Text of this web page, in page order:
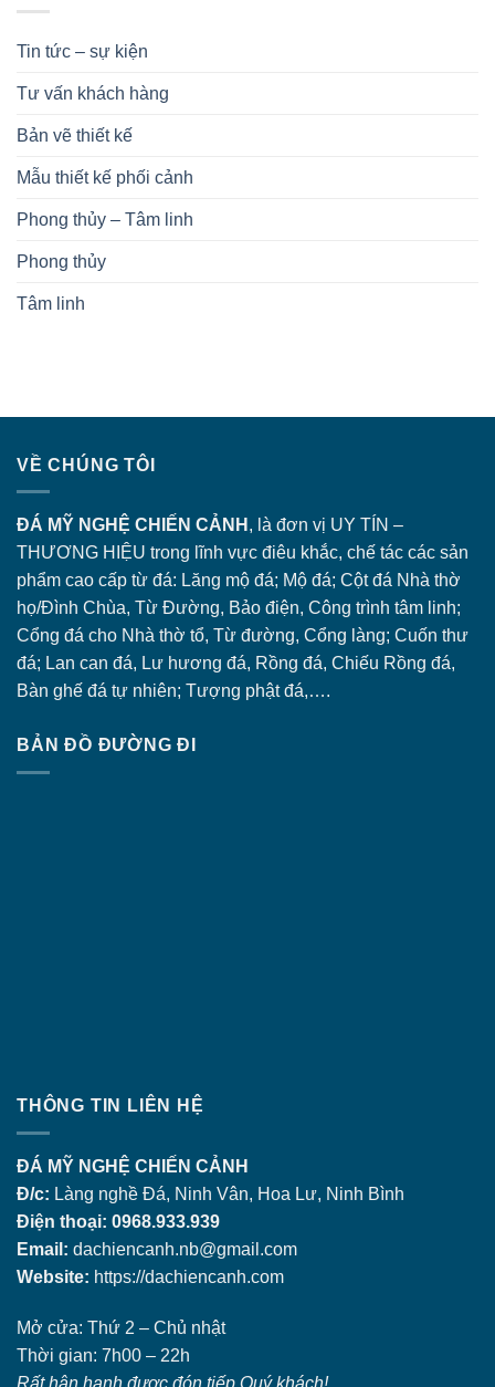
Tin tức – sự kiện
Tư vấn khách hàng
Bản vẽ thiết kế
Mẫu thiết kế phối cảnh
Phong thủy – Tâm linh
Phong thủy
Tâm linh
VỀ CHÚNG TÔI
ĐÁ MỸ NGHỆ CHIẾN CẢNH , là đơn vị UY TÍN –
THƯƠNG HIỆU trong lĩnh vực điêu khắc, chế tác các sản
phẩm cao cấp từ đá: Lăng mộ đá; Mộ đá; Cột đá Nhà thờ
họ/Đình Chùa, Từ Đường, Bảo điện, Công trình tâm linh;
Cổng đá cho Nhà thờ tổ, Từ đường, Cổng làng; Cuốn thư
đá; Lan can đá, Lư hương đá, Rồng đá, Chiếu Rồng đá,
Bàn ghế đá tự nhiên; Tượng phật đá,….
BẢN ĐỒ ĐƯỜNG ĐI
THÔNG TIN LIÊN HỆ
ĐÁ MỸ NGHỆ CHIẾN CẢNH
Đ/c: Làng nghề Đá, Ninh Vân, Hoa Lư, Ninh Bình
Điện thoại: 0968.933.939
Email: dachiencanh.nb@gmail.com
Website: https://dachiencanh.com
Mở cửa: Thứ 2 – Chủ nhật
Thời gian: 7h00 – 22h
Rất hân hạnh được đón tiếp Quý khách!